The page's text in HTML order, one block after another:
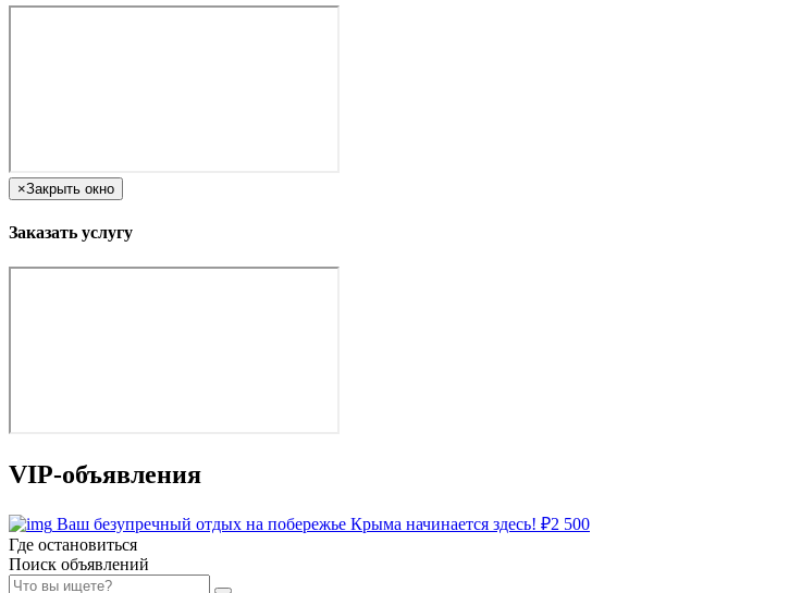
×Закрыть окно
Заказать услугу
VIP-объявления
Ваш безупречный отдых на побережье Крыма начинается здесь! ₽2 500
Где остановиться
Поиск объявлений